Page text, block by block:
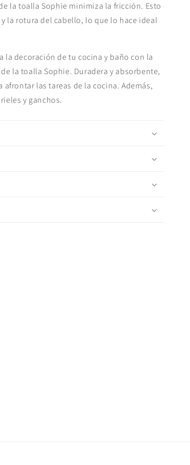
la toalla Sophie minimiza la fricción. Esto
la rotura del cabello, lo que lo hace ideal
la decoración de tu cocina y baño con la
la toalla Sophie. Duradera y absorbente,
afrontar las tareas de la cocina. Además,
y ganchos.